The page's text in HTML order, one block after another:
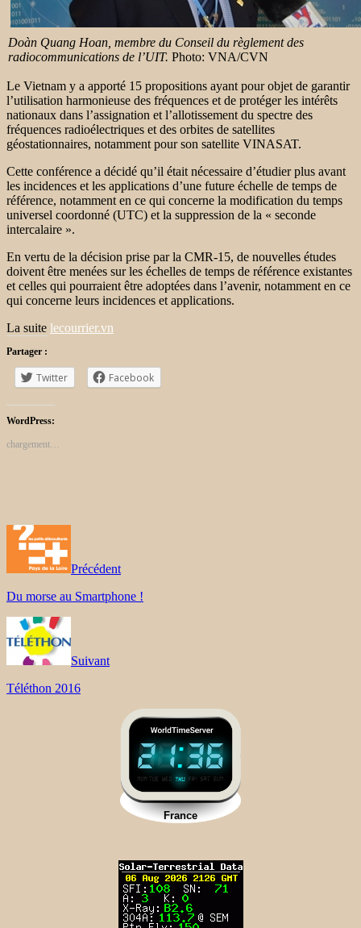
Doàn Quang Hoan, membre du ​Conseil du règlement des
radiocommunications de l’UIT. Photo: VNA/CVN
Le Vietnam y a apporté 15 propositions ayant pour objet de garantir
l’utilisation harmonieuse des fréquences et de protéger les intérêts
nationaux dans l’assignation et l’allotissement du spectre des
fréquences radioélectriques et des orbites de satellites
géostationnaires, notamment pour son satellite VINASAT.
Cette conférence a décidé qu’il était nécessaire d’étudier plus avant
les incidences et les applications d’une future échelle de temps de
référence, notamment en ce qui concerne la modification du temps
universel coordonné (UTC) et la suppression de la « seconde
intercalaire ».
En vertu de la décision prise par la CMR-15, de nouvelles études
doivent être menées sur les échelles de temps de référence existantes
et celles qui pourraient être adoptées dans l’avenir, notamment en ce
qui concerne leurs incidences et applications.
La suite lecourrier.vn
Partager :
Twitter Facebook
WordPress:
chargement…
Précédent
Du morse au Smartphone !
Suivant
Téléthon 2016